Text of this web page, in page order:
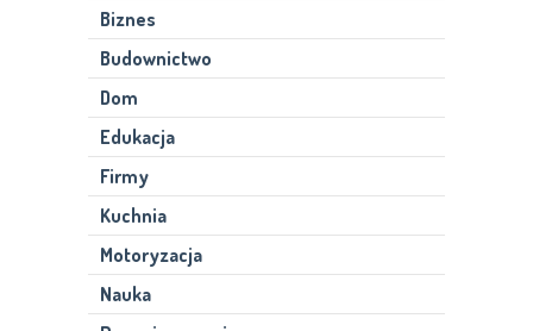
Biznes
Budownictwo
Dom
Edukacja
Firmy
Kuchnia
Motoryzacja
Nauka